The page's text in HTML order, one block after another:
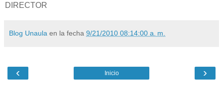
DIRECTOR
Blog Unaula en la fecha 9/21/2010 08:14:00 a. m.
‹ ›
Inicio